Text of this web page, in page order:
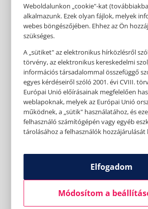
Weboldalunkon „cookie"-kat
alkalmazunk. Ezek olyan fájlok, melyek
webes böngészőjében. Ehhez az Ön
szükséges.
A „sütiket" az elektronikus hírközlésről
törvény, az elektronikus kereskedelmi
információs társadalommal összefüggő
egyes kérdéseiről szóló 2001. évi CVIII.
Európai Unió előírásainak megfelelően
weblapoknak, melyek az Európai Unió
működnek, a „sütik" használatához, és
felhasználó számítógépén vagy egyéb
tárolásához a felhasználók hozzájárulását
Elfogadom
Módosítom a